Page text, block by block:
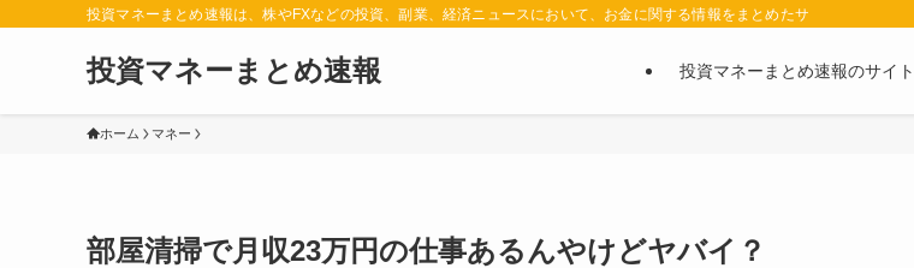
投資マネーまとめ速報は、株やFXなどの投資、副業、経済ニュースにおいて、お金に関する情報をまとめたサイトです。お
投資マネーまとめ速報 投資マネーまとめ速報のサイ
ホーム マネー
部屋清掃で月収23万円の仕事あるんやけどヤバイ？